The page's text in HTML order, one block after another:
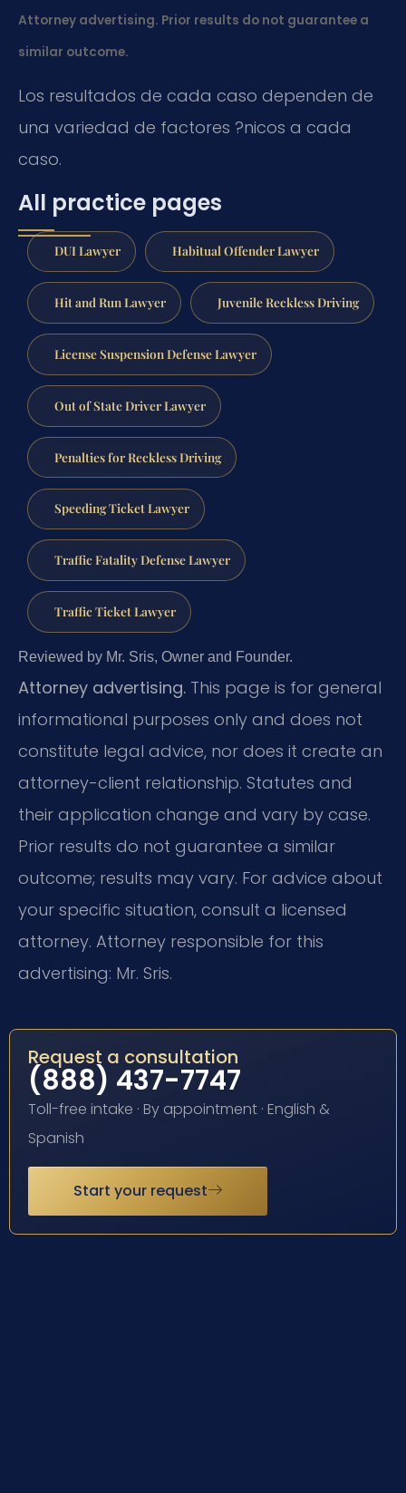
Attorney advertising. Prior results do not guarantee a
similar outcome.
Los resultados de cada caso dependen de
una variedad de factores ?nicos a cada
caso.
All practice pages
DUI Lawyer Habitual Offender Lawyer
Hit and Run Lawyer Juvenile Reckless Driving
License Suspension Defense Lawyer
Out of State Driver Lawyer
Penalties for Reckless Driving
Speeding Ticket Lawyer
Traffic Fatality Defense Lawyer
Traffic Ticket Lawyer
Reviewed by Mr. Sris, Owner and Founder.
Attorney advertising. This page is for general
informational purposes only and does not
constitute legal advice, nor does it create an
attorney-client relationship. Statutes and
their application change and vary by case.
Prior results do not guarantee a similar
outcome; results may vary. For advice about
your specific situation, consult a licensed
attorney. Attorney responsible for this
advertising: Mr. Sris.
Request a consultation
(888) 437-7747
Toll-free intake · By appointment · English &
Spanish
Start your request